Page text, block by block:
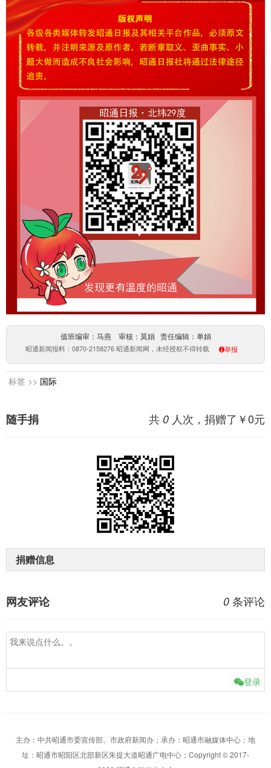
值班编审：马燕 审核：莫娟 责任编辑：单娟
昭通新闻报料：0870-2158276 昭通新闻网，未经授权不得转载 举报
标签 >> 国际
共 0 人次，捐赠了￥0元
随手捐
捐赠信息
0 条评论
网友评论
登录
主办：中共昭通市委宣传部、市政府新闻办；承办：昭通市融媒体中心；地
址：昭通市昭阳区北部新区朱提大道昭通广电中心；Copyright © 2017-